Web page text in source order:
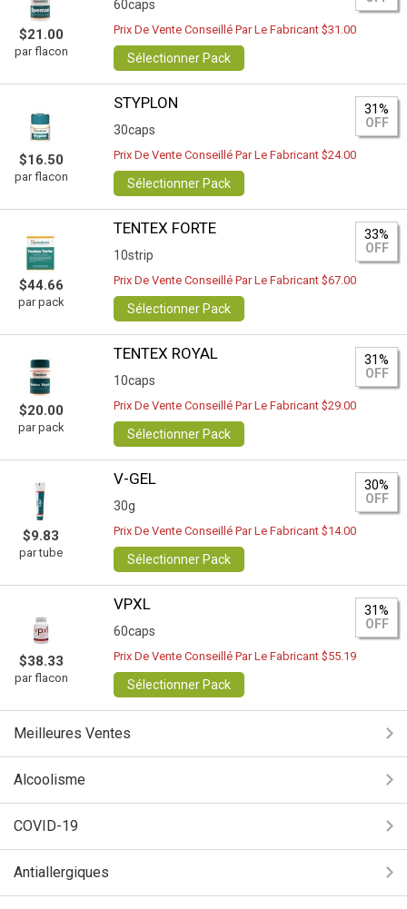
$21.00
par flacon
60caps
Prix De Vente Conseillé Par Le Fabricant $31.00
Sélectionner Pack
$16.50
par flacon
STYPLON
30caps
31%
OFF
Prix De Vente Conseillé Par Le Fabricant $24.00
Sélectionner Pack
$44.66
par pack
TENTEX FORTE
10strip
33%
OFF
Prix De Vente Conseillé Par Le Fabricant $67.00
Sélectionner Pack
$20.00
par pack
TENTEX ROYAL
10caps
31%
OFF
Prix De Vente Conseillé Par Le Fabricant $29.00
Sélectionner Pack
$9.83
par tube
V-GEL
30g
30%
OFF
Prix De Vente Conseillé Par Le Fabricant $14.00
Sélectionner Pack
$38.33
par flacon
VPXL
60caps
31%
OFF
Prix De Vente Conseillé Par Le Fabricant $55.19
Sélectionner Pack
Meilleures Ventes
Alcoolisme
COVID-19
Antiallergiques